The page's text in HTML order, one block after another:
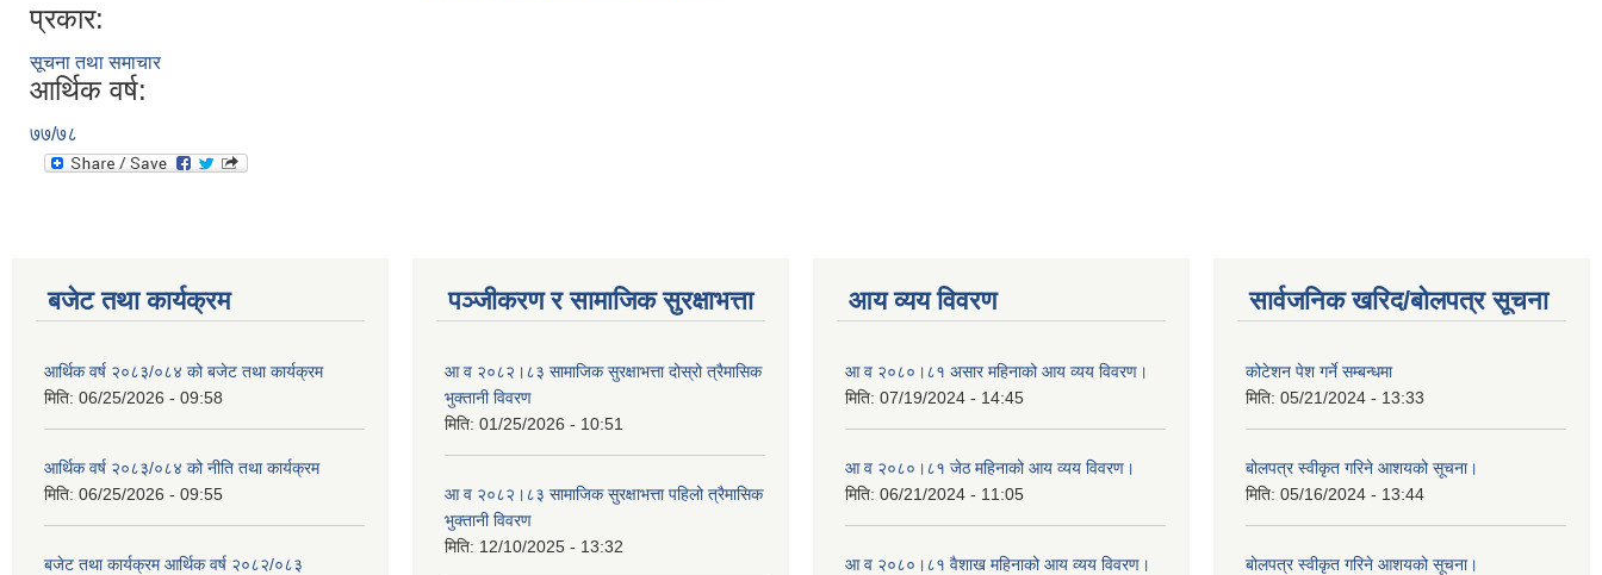
प्रकार:
सूचना तथा समाचार
आर्थिक वर्ष:
७७/७८
बजेट तथा कार्यक्रम
आर्थिक वर्ष २०८३/०८४ को बजेट तथा कार्यक्रम
मिति: 06/25/2026 - 09:58
आर्थिक वर्ष २०८३/०८४ को नीति तथा कार्यक्रम
मिति: 06/25/2026 - 09:55
बजेट तथा कार्यक्रम आर्थिक वर्ष २०८२/०८३
पञ्जीकरण र सामाजिक सुरक्षाभत्ता
आ व २०८२।८३ सामाजिक सुरक्षाभत्ता दोस्रो त्रैमासिक
भुक्तानी विवरण
मिति: 01/25/2026 - 10:51
आ व २०८२।८३ सामाजिक सुरक्षाभत्ता पहिलो त्रैमासिक
भुक्तानी विवरण
मिति: 12/10/2025 - 13:32
आय व्यय विवरण
आ व २०८०।८१ असार महिनाको आय व्यय विवरण।
मिति: 07/19/2024 - 14:45
आ व २०८०।८१ जेठ महिनाको आय व्यय विवरण।
मिति: 06/21/2024 - 11:05
आ व २०८०।८१ वैशाख महिनाको आय व्यय विवरण।
सार्वजनिक खरिद/बोलपत्र सूचना
कोटेशन पेश गर्ने सम्बन्धमा
मिति: 05/21/2024 - 13:33
बोलपत्र स्वीकृत गरिने आशयको सूचना।
मिति: 05/16/2024 - 13:44
बोलपत्र स्वीकृत गरिने आशयको सूचना।